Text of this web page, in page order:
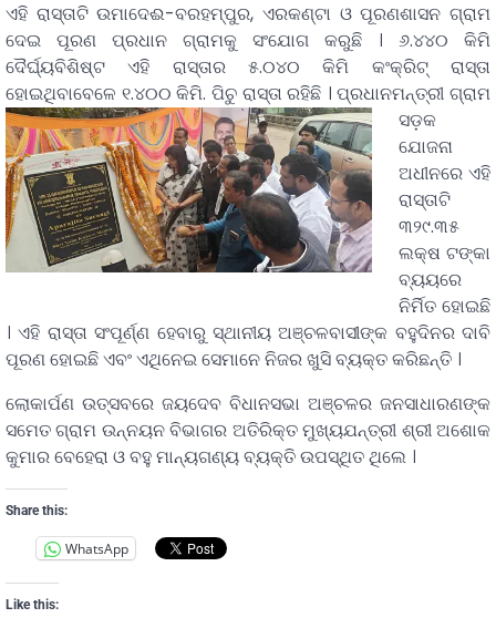
ଏହି ରାସ୍ତାଟି ଉମାଦେଈ-ବରହମ୍‌ପୁର, ଏରକଣ୍ଟା ଓ ପୂରଣଶାସନ ଗ୍ରାମ
ଦେଇ ପୂରଣ ପ୍ରଧାନ ଗ୍ରାମକୁ ସଂଯୋଗ କରୁଛି । ୬.୪୪୦ କିମି
ଦୈର୍ଘ୍ୟବିଶିଷ୍ଟ ଏହି ରାସ୍ତାର ୫.୦୪୦ କିମି କଂକ୍ରିଟ୍‌ ରାସ୍ତା
ହୋଇଥିବାବେଳେ ୧.୪୦୦ କିମି. ପିଚୁ ରାସ୍ତା ରହିଛି ।ପ୍ରଧାନମନ୍ତ୍ରୀ ଗ୍ରାମ
ସଡ଼କ
ଯୋଜନା
ଅଧୀନରେ ଏହି
ରାସ୍ତାଟି
୩୨୯.୩୫
ଲକ୍ଷ ଟଙ୍କା
ବ୍ୟୟରେ
ନିର୍ମିତ ହୋଇଛି
। ଏହି ରାସ୍ତା ସଂପୂର୍ଣ୍ଣ ହେବାରୁ ସ୍ଥାନୀୟ ଅଞ୍ଚଳବାସୀଙ୍କ ବହୁଦିନର ଦାବି
ପୂରଣ ହୋଇଛି ଏବଂ ଏଥିନେଇ ସେମାନେ ନିଜର ଖୁସି ବ୍ୟକ୍ତ କରିଛନ୍ତି ।
ଲୋକାର୍ପଣ ଉତ୍ସବରେ ଜୟଦେବ ବିଧାନସଭା ଅଞ୍ଚଳର ଜନସାଧାରଣଙ୍କ
ସମେତ ଗ୍ରାମ ଉନ୍ନୟନ ବିଭାଗର ଅତିରିକ୍ତ ମୁଖ୍ୟଯନ୍ତ୍ରୀ ଶ୍ରୀ ଅଶୋକ
କୁମାର ବେହେରା ଓ ବହୁ ମାନ୍ୟଗଣ୍ୟ ବ୍ୟକ୍ତି ଉପସ୍ଥିତ ଥିଲେ ।
Share this:
WhatsApp
Like this: